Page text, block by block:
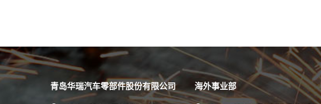
青岛华瑞汽车零部件股份有限公司 海外事业部